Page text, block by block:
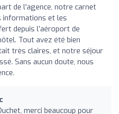
de l'agence, notre carnet
informations et les
depuis l’aéroport de
Tout avez été bien
très claires, et notre séjour
Sans aucun doute, nous
merci beaucoup pour